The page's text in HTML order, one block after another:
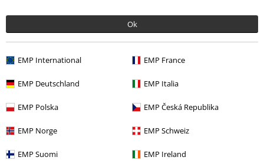
Ok
EMP International EMP France
EMP Deutschland EMP Italia
EMP Polska EMP Česká Republika
EMP Norge EMP Schweiz
EMP Suomi EMP Ireland